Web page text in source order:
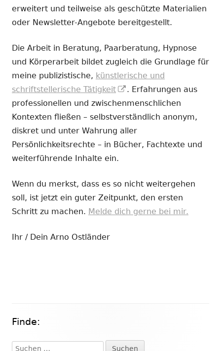
erweitert und teilweise als geschützte Materialien
oder Newsletter-Angebote bereitgestellt.
Die Arbeit in Beratung, Paarberatung, Hypnose
und Körperarbeit bildet zugleich die Grundlage für
meine publizistische, künstlerische und
schriftstellerische Tätigkeit
In
neuem
Fenster
öffnen
. Erfahrungen aus
professionellen und zwischenmenschlichen
Kontexten fließen – selbstverständlich anonym,
diskret und unter Wahrung aller
Persönlichkeitsrechte – in Bücher, Fachtexte und
weiterführende Inhalte ein.
Wenn du merkst, dass es so nicht weitergehen
soll, ist jetzt ein guter Zeitpunkt, den ersten
Schritt zu machen. Melde dich gerne bei mir.
Ihr / Dein Arno Ostländer
Haupt-
Seitenleiste
Finde:
Suchen